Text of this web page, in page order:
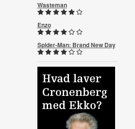
Wasteman
Enzo
Spider-Man: Brand New Day